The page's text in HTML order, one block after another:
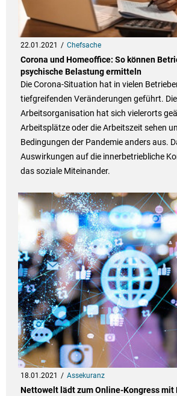
22.01.2021 Chefsache
Corona und Homeoffice: So können
psychische Belastung ermitteln
Die Corona-Situation hat in vielen
tiefgreifenden Veränderungen geführt. Die
Arbeitsorganisation hat sich vielerorts
Arbeitsplätze oder die Arbeitszeit sehen
Bedingungen der Pandemie anders aus.
Auswirkungen auf die innerbetriebliche
das soziale Miteinander.
18.01.2021 Assekuranz
Nettowelt lädt zum Online-Kongress mit